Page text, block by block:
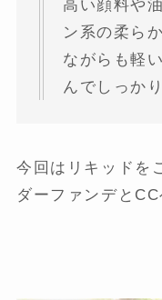
高い顔料や
ン系の柔ら
ながらも軽
んでしっか
今回はリキッドを
ダーファンデと